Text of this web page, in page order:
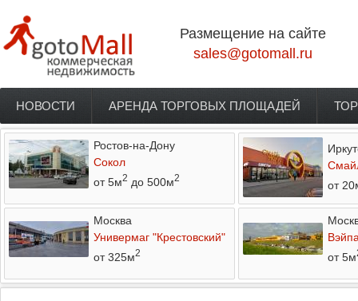
Размещение на сайте
sales@gotomall.ru
Главное меню
НОВОСТИ АРЕНДА ТОРГОВЫХ ПЛОЩАДЕЙ
Ростов-на-Дону
Сокол
от 5м2 до 500м2
от
Москва
Универмаг "Крестовский"
от 325м2
от 5м